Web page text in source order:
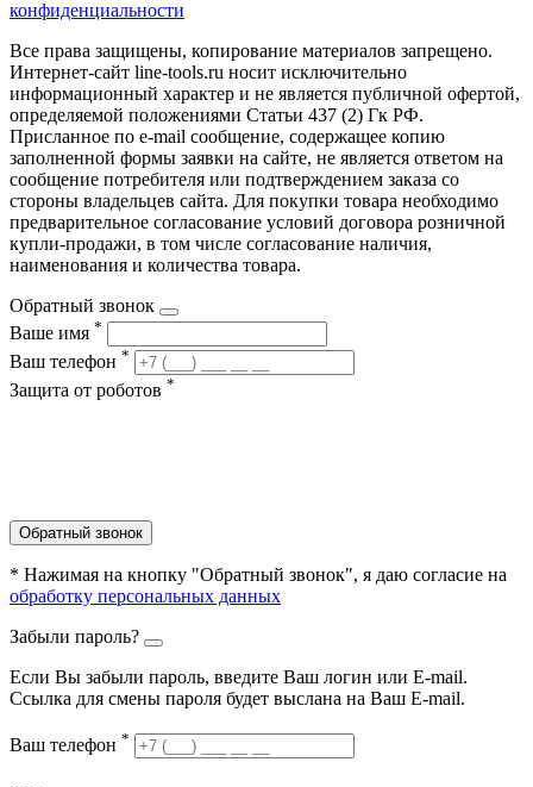
конфиденциальности
Все права защищены, копирование материалов запрещено.
Интернет-сайт line-tools.ru носит исключительно
информационный характер и не является публичной офертой,
определяемой положениями Статьи 437 (2) Гк РФ.
Присланное по e-mail сообщение, содержащее копию
заполненной формы заявки на сайте, не является ответом на
сообщение потребителя или подтверждением заказа со
стороны владельцев сайта. Для покупки товара необходимо
предварительное согласование условий договора розничной
купли-продажи, в том числе согласование наличия,
наименования и количества товара.
Обратный звонок
Ваше имя *
Ваш телефон *
Защита от роботов *
Обратный звонок
* Нажимая на кнопку "Обратный звонок", я даю согласие на
обработку персональных данных
Забыли пароль?
Если Вы забыли пароль, введите Ваш логин или Е-mail.
Ссылка для смены пароля будет выслана на Ваш E-mail.
Ваш телефон *